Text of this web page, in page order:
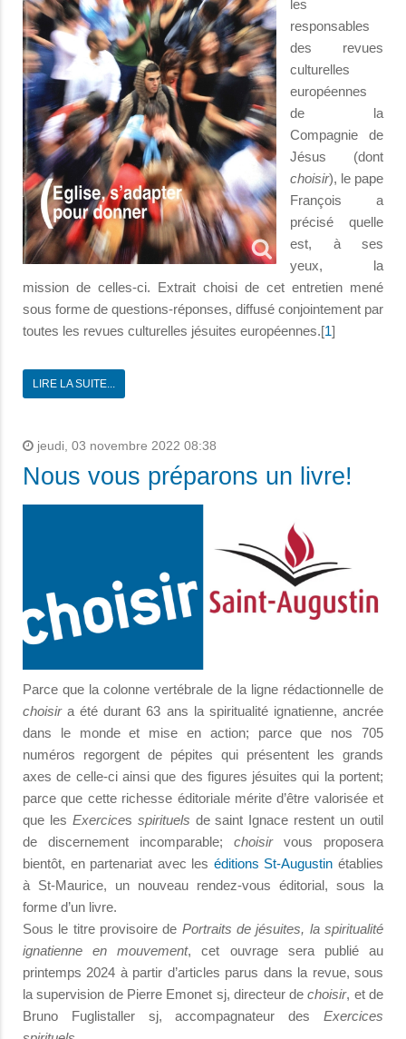
les
responsables
des revues
culturelles
européennes
de la
Compagnie de
Jésus (dont
choisir), le pape
François a
précisé quelle
est, à ses
yeux, la
mission de celles-ci. Extrait choisi de cet entretien mené
sous forme de questions-réponses, diffusé conjointement par
toutes les revues culturelles jésuites européennes.[1]
LIRE LA SUITE...
jeudi, 03 novembre 2022 08:38
Nous vous préparons un livre!
Parce que la colonne vertébrale de la ligne rédactionnelle de
choisira été durant 63 ans la spiritualité ignatienne, ancrée
dans le monde et mise en action; parce que nos 705
numéros regorgent de pépites qui présentent les grands
axes de celle-ci ainsi que des figures jésuites qui la portent;
parce que cette richesse éditoriale mérite d’être valorisée et
que les Exercices spirituels de saint Ignace restent un outil
de discernement incomparable; choisirvous proposera
bientôt, en partenariat avec les éditions St-Augustin établies
à St-Maurice, un nouveau rendez-vous éditorial, sous la
forme d’un livre.
Sous le titre provisoire de Portraits de jésuites, la spiritualité
ignatienne en mouvement, cet ouvrage sera publié au
printemps 2024 à partir d’articles parus dans la revue, sous
la supervision de Pierre Emonet sj, directeur dechoisir, et de
Bruno Fuglistaller sj, accompagnateur des Exercices